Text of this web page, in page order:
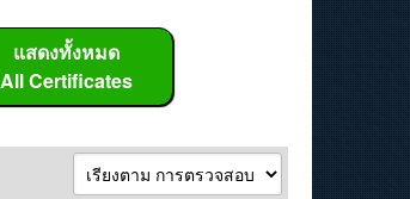
แสดงทั้งหมด
All Certificates